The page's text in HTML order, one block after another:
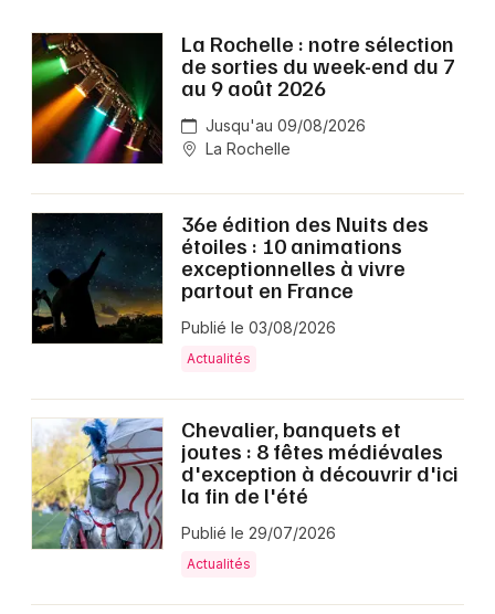
La Rochelle : notre sélection
de sorties du week-end du 7
au 9 août 2026
Jusqu'au 09/08/2026
La Rochelle
36e édition des Nuits des
étoiles : 10 animations
exceptionnelles à vivre
partout en France
Publié le 03/08/2026
Actualités
Chevalier, banquets et
joutes : 8 fêtes médiévales
d'exception à découvrir d'ici
la fin de l'été
Publié le 29/07/2026
Actualités